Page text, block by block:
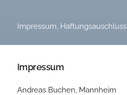
Impressum, Haftungsauschluss
Impressum
Andreas Buchen, Mannheim